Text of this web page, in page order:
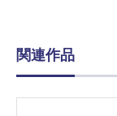
関連作品